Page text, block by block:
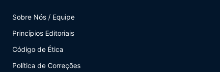
Sobre Nós / Equipe
Princípios Editoriais
Código de Ética
Política de Correções